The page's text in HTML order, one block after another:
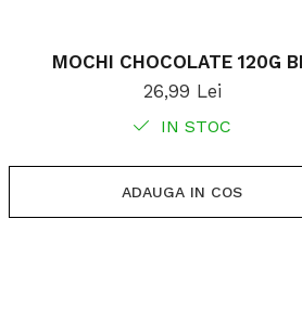
MOCHI CHOCOLATE 120G
26,99 Lei
IN STOC
ADAUGA IN COS